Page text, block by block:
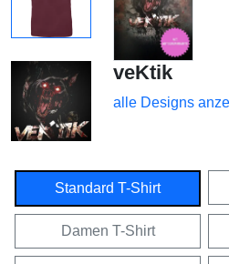
veKtik
alle Designs
Standard T-Shirt
Damen T-Shirt